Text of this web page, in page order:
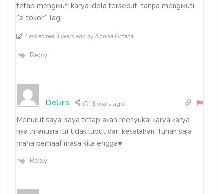
tetap mengikuti karya idola tersebut, tanpa mengikuti
“si tokoh” lagi
Last edited 3 years ago by Annisa Octana
Reply
Delira 3 years ago
Menurut saya ,saya tetap akan menyukai karya karya
nya .manusia itu tidak luput dari kesalahan ,Tuhan saja
maha pemaaf masa kita engga♥️
Reply